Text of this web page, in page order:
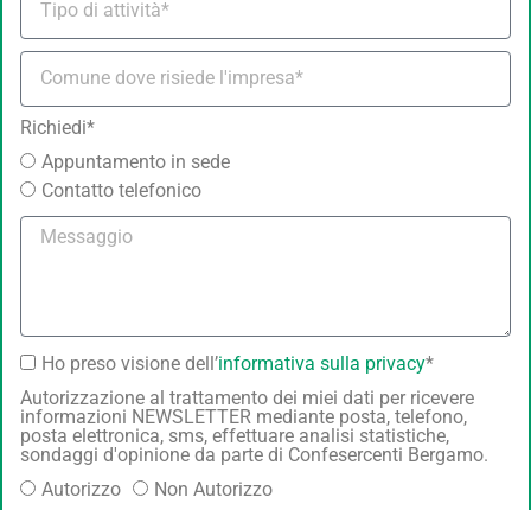
Richiedi*
Appuntamento in sede
Contatto telefonico
Ho preso visione dell’informativa sulla privacy*
Autorizzazione al trattamento dei miei dati per ricevere
informazioni NEWSLETTER mediante posta, telefono,
posta elettronica, sms, effettuare analisi statistiche,
sondaggi d'opinione da parte di Confesercenti Bergamo.
Autorizzo
Non Autorizzo